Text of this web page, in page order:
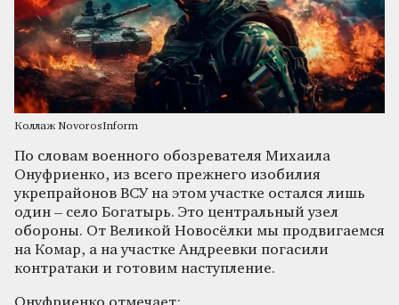
Коллаж NovorosInform
По словам военного обозревателя Михаила
Онуфриенко, из всего прежнего изобилия
укрепрайонов ВСУ на этом участке остался лишь
один – село Богатырь. Это центральный узел
обороны. От Великой Новосёлки мы продвигаемся
на Комар, а на участке Андреевки погасили
контратаки и готовим наступление.